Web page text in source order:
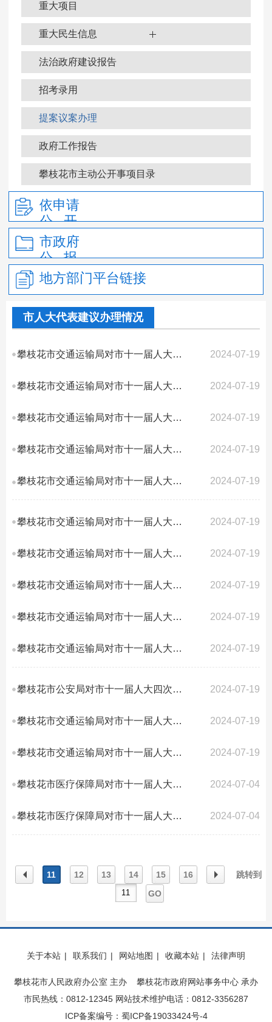
重大项目
重大民生信息
法治政府建设报告
招考录用
提案议案办理
政府工作报告
攀枝花市主动公开事项目录
政府信息公开年报
依申请
公 开
市政府
公 报
地方部门平台链接
市人大代表建议办理情况
攀枝花市交通运输局对市十一届人大四次会议第47号建议答复的函 2024-07-19
攀枝花市交通运输局对市十一届人大四次会议第45号建议答复的函 2024-07-19
攀枝花市交通运输局对市十一届人大四次会议第44号建议答复的函 2024-07-19
攀枝花市交通运输局对市十一届人大四次会议第40号建议答复的函 2024-07-19
攀枝花市交通运输局对市十一届人大四次会议第39号建议答复的函 2024-07-19
攀枝花市交通运输局对市十一届人大四次会议第35号建议答复的函 2024-07-19
攀枝花市交通运输局对市十一届人大四次会议第33号建议答复的函 2024-07-19
攀枝花市交通运输局对市十一届人大四次会议第32号建议答复的函 2024-07-19
攀枝花市交通运输局对市十一届人大四次会议第31号建议答复的函 2024-07-19
攀枝花市交通运输局对市十一届人大四次会议第25号建议答复的函 2024-07-19
攀枝花市公安局对市十一届人大四次会议第022号建议答复的函 2024-07-19
攀枝花市交通运输局对市十一届人大四次会议第17号建议答复的函 2024-07-19
攀枝花市交通运输局对市十一届人大四次会议第16号建议答复的函 2024-07-19
攀枝花市医疗保障局对市十一届人大四次会议第101号建议答复的函 2024-07-04
攀枝花市医疗保障局对市十一届人大四次会议第100号建议答复的函 2024-07-04
页
11 12 13 14 15 16
页
跳转到
GO
关于本站 | 联系我们 | 网站地图 | 收藏本站 | 法律声明
攀枝花市人民政府办公室 主办 攀枝花市政府网站事务中心 承办
市民热线：0812-12345 网站技术维护电话：0812-3356287
ICP备案编号：蜀ICP备19033424号-4